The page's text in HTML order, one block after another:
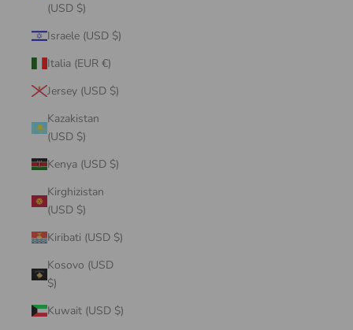
(USD $)
Israele (USD $)
Italia (EUR €)
Jersey (USD $)
Kazakistan
(USD $)
Kenya (USD $)
Kirghizistan
(USD $)
Kiribati (USD $)
Kosovo (USD
$)
Kuwait (USD $)